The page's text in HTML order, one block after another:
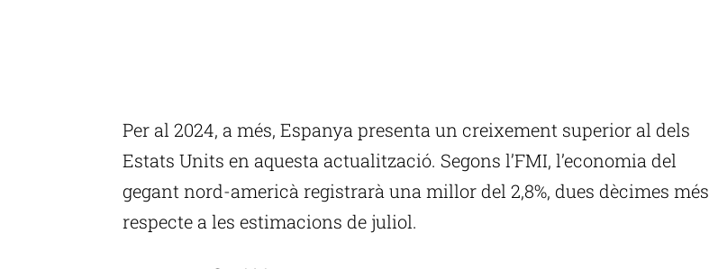
Per al 2024, a més, Espanya presenta un creixement superior al dels
Estats Units en aquesta actualització. Segons l’FMI, l’economia del
gegant nord-americà registrarà una millor del 2,8%, dues dècimes més
respecte a les estimacions de juliol.